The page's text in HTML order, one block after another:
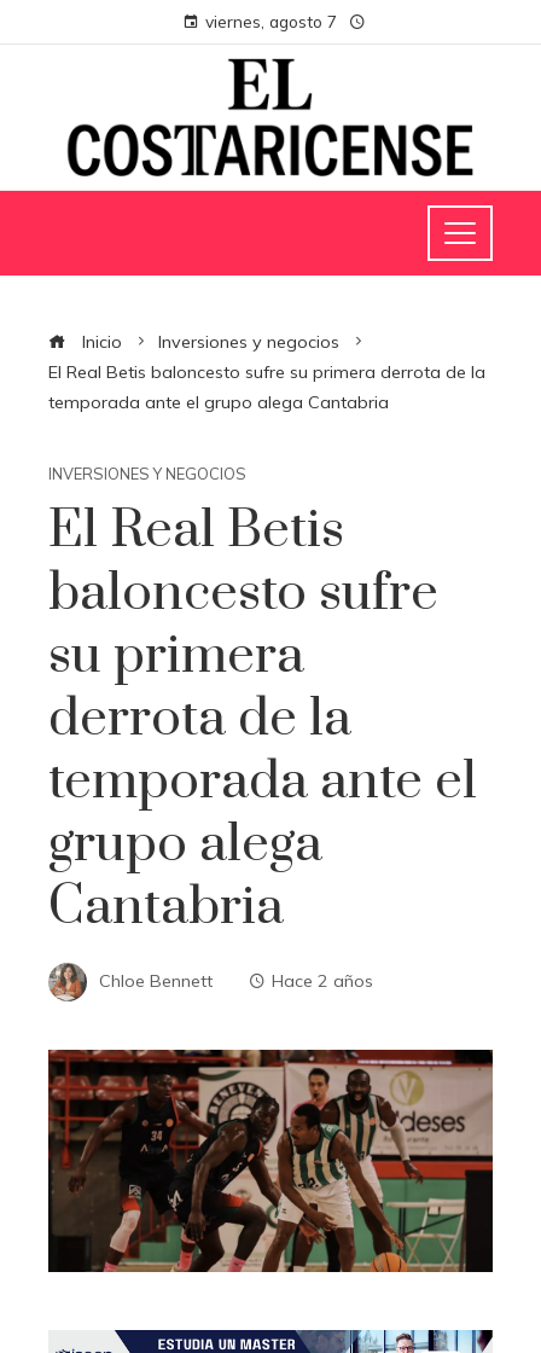
viernes, agosto 7
Inicio
Inversiones y negocios
El Real Betis baloncesto sufre su primera derrota de la
temporada ante el grupo alega Cantabria
INVERSIONES Y NEGOCIOS
El Real Betis
baloncesto sufre
su primera
derrota de la
temporada ante el
grupo alega
Cantabria
Chloe Bennett Hace 2 años